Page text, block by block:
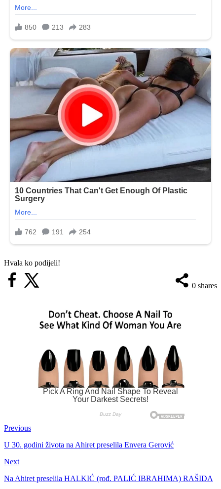
Hvala ko podijeli!
0 shares
Previous
U 30. godini života na Ahiret preselila Envera Gerović
Next
Na Ahiret preselila HALKIĆ (rođ. PALIĆ IBRAHIMA) RAŠIDA